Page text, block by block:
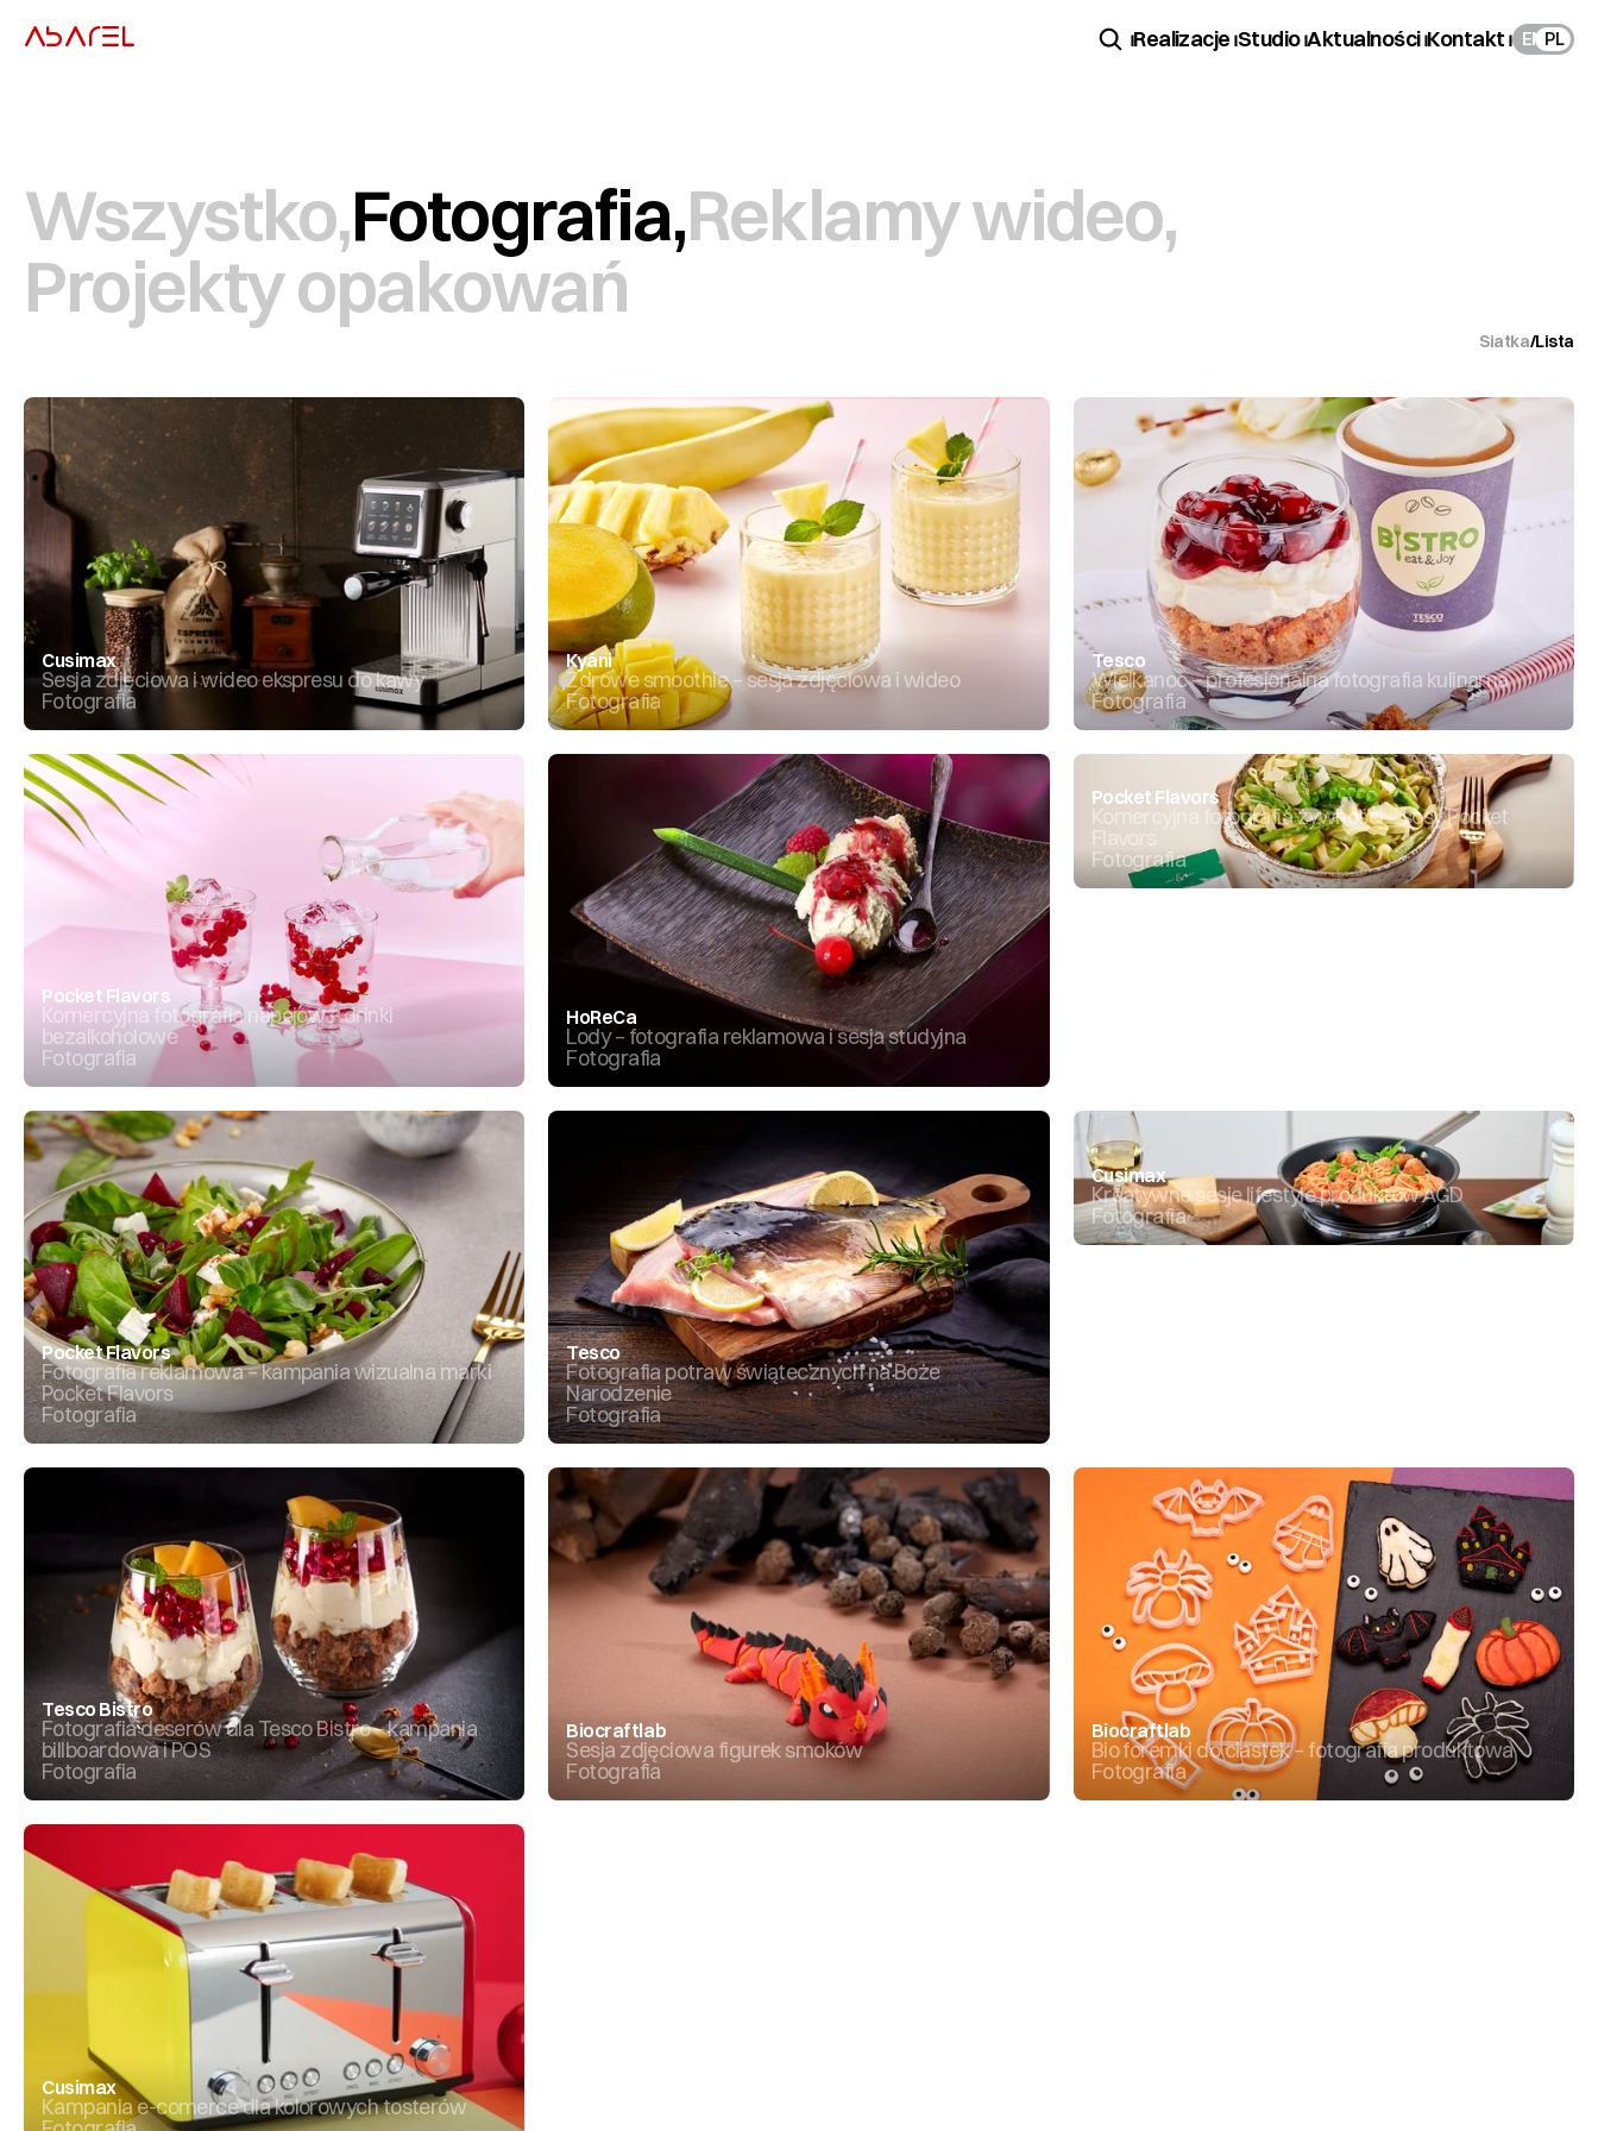
ABAREL ⏐Realizacje ⏐Studio ⏐Aktualności ⏐Kontakt ⏐ EN PL
Wszystko,Fotografia,Reklamy wideo,
Projekty opakowań
Siatka/Lista
Cusimax
Sesja zdjęciowa i wideo ekspresu do kawy
Fotografia
Kyäni
Zdrowe smoothie – sesja zdjęciowa i wideo
Fotografia
Tesco
Wielkanoc – profesjonalna fotografia kulinarna
Fotografia
Pocket Flavors
Komercyjna fotografia napojów – drinki
bezalkoholowe
Fotografia
HoReCa
Lody – fotografia reklamowa i sesja studyjna
Fotografia
Pocket Flavors
Komercyjna fotografia żywności – sosy Pocket
Flavors
Fotografia
Pocket Flavors
Fotografia reklamowa – kampania wizualna marki
Pocket Flavors
Fotografia
Tesco
Fotografia potraw świątecznych na Boże
Narodzenie
Fotografia
Cusimax
Kreatywne sesje lifestyle produktów AGD
Fotografia
Tesco Bistro
Fotografia deserów dla Tesco Bistro – kampania
billboardowa i POS
Fotografia
Biocraftlab
Sesja zdjęciowa figurek smoków
Fotografia
Biocraftlab
Bio foremki do ciastek – fotografia produktowa
Fotografia
Cusimax
Kampania e-comerce dla kolorowych tosterów